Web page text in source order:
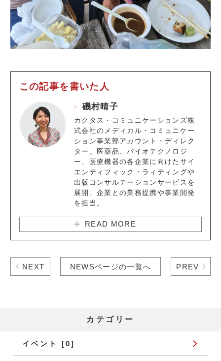
この記事を書いた人
磯村晴子
カクタス・コミュニケーションズ株
式会社のメディカル・コミュニケー
ション事業部アカウント・ディレク
ター。医薬品、バイオテクノロジ
ー、医療機器の各企業に向けたサイ
エンティフィック・ラィティングや
出版コンサルテーションサービスを
展開、企業との業務提携や事業開発
を担当。
READ MORE
NEXT NEWSページの一覧へ PREV
カテゴリー
イベント [0]